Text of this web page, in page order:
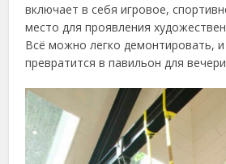
включает в себя игровое,
место для проявления
Всё можно легко демонтировать,
превратится в павильон для